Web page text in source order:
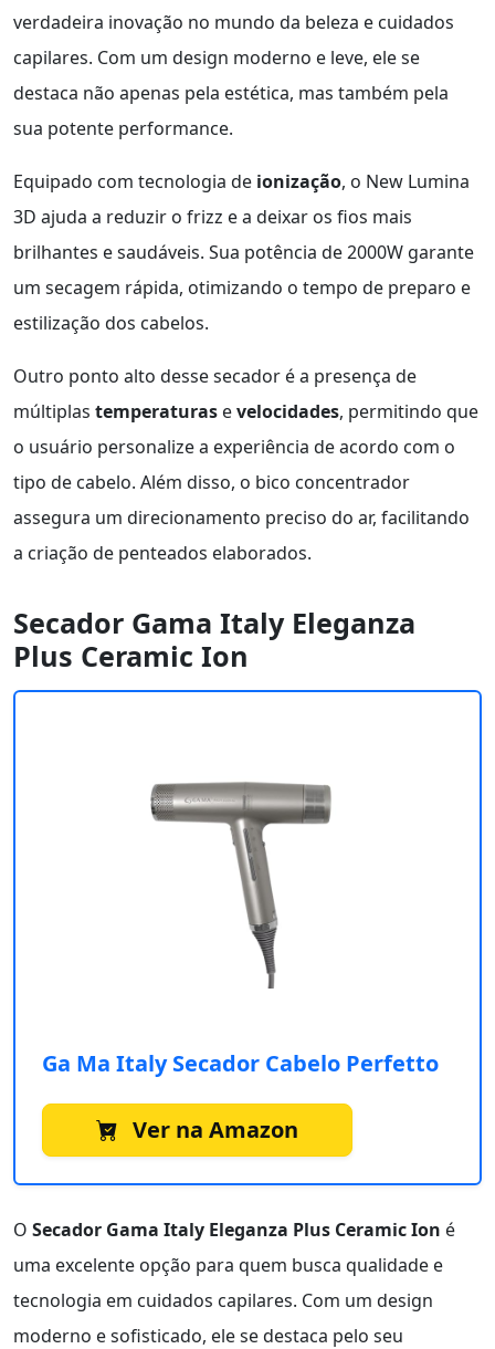
verdadeira inovação no mundo da beleza e cuidados
capilares. Com um design moderno e leve, ele se
destaca não apenas pela estética, mas também pela
sua potente performance.
Equipado com tecnologia de ionização, o New Lumina
3D ajuda a reduzir o frizz e a deixar os fios mais
brilhantes e saudáveis. Sua potência de 2000W garante
um secagem rápida, otimizando o tempo de preparo e
estilização dos cabelos.
Outro ponto alto desse secador é a presença de
múltiplas temperaturas evelocidades, permitindo que
o usuário personalize a experiência de acordo com o
tipo de cabelo. Além disso, o bico concentrador
assegura um direcionamento preciso do ar, facilitando
a criação de penteados elaborados.
Secador Gama Italy Eleganza
Plus Ceramic Ion
Ga Ma Italy Secador Cabelo Perfetto
Ver na Amazon
O Secador Gama Italy Eleganza Plus Ceramic Ion é
uma excelente opção para quem busca qualidade e
tecnologia em cuidados capilares. Com um design
moderno e sofisticado, ele se destaca pelo seu